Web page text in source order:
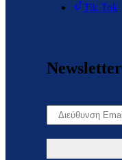
Tik Tok
Newsletter